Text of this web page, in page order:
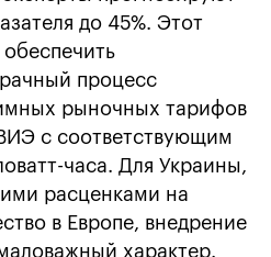
до 45%. Этот
процесс
рыночных тарифов
с соответствующим
часа. Для Украины,
расценками на
в Европе, внедрение
характер.